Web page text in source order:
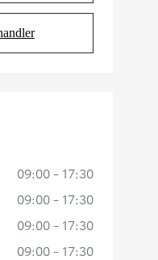
new tab)
09:00 - 17:30
09:00 - 17:30
09:00 - 17:30
09:00 - 17:30